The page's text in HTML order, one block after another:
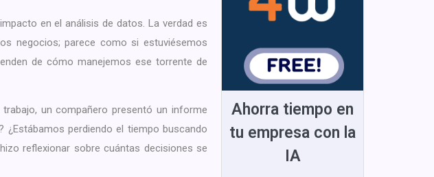
en el análisis de datos. La verdad es
negocios; parece como si estuviésemos
de cómo manejemos ese torrente de
un compañero presentó un informe
perdiendo el tiempo buscando
reflexionar sobre cuántas decisiones se
Ahorra tiempo en
tu empresa con la
IA